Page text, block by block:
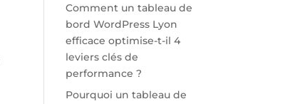
Comment un tableau de
bord WordPress Lyon
efficace optimise-t-il 4
leviers clés de
performance ?
Pourquoi un tableau de